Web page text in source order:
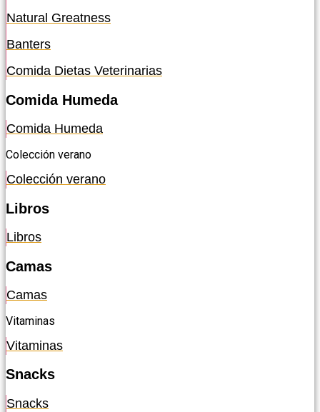
Natural Greatness
Banters
Comida Dietas Veterinarias
Comida Humeda
Comida Humeda
Colección verano
Colección verano
Libros
Libros
Camas
Camas
Vitaminas
Vitaminas
Snacks
Snacks